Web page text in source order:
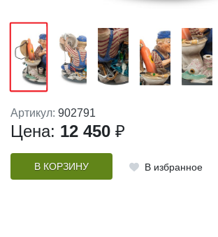
Артикул: 902791
Цена: 12 450 ₽
В КОРЗИНУ В избранное